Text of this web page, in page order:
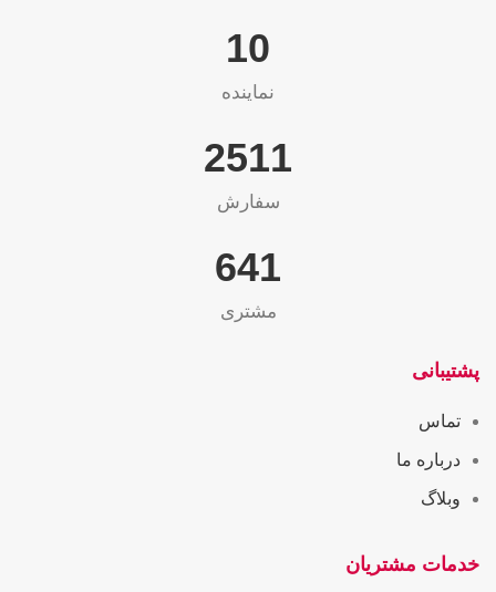
10
نماینده
2565
سفارش
655
مشتری
پشتیبانی
تماس
درباره ما
وبلاگ
خدمات مشتریان